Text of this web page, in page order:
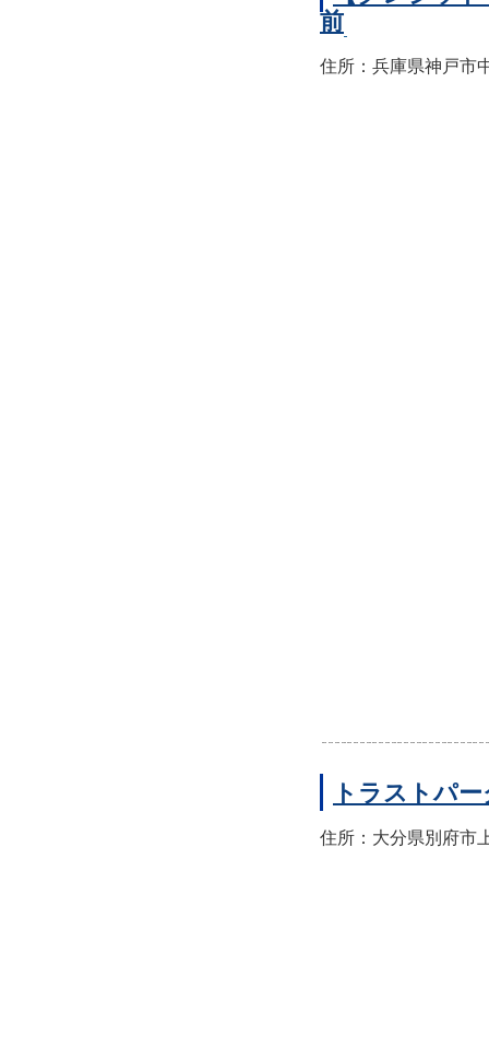
前
住所：兵庫県神戸市
トラストパ
住所：大分県別府市